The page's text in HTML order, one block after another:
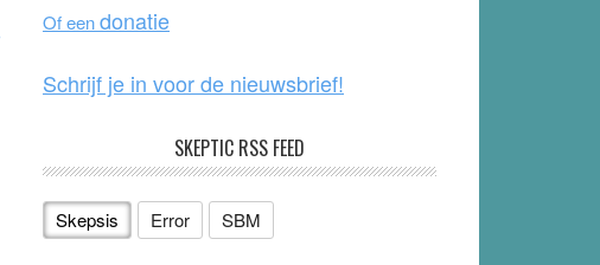
k
Of eendonatie
Schrijf je in voor de nieuwsbrief!
SKEPTIC RSS FEED
Skepsis Error SBM